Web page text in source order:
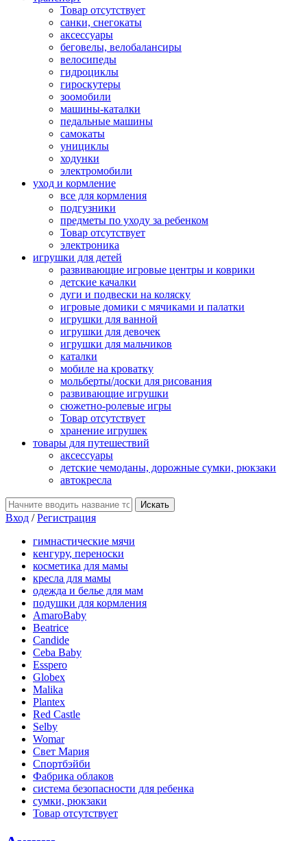
Товар отсутствует
санки, снегокаты
аксессуары
беговелы, велобалансиры
велосипеды
гидроциклы
гироскутеры
зоомобили
машины-каталки
педальные машины
самокаты
унициклы
ходунки
электромобили
уход и кормление
все для кормления
подгузники
предметы по уходу за ребенком
Товар отсутствует
электроника
игрушки для детей
развивающие игровые центры и коврики
детские качалки
дуги и подвески на коляску
игровые домики с мячиками и палатки
игрушки для ванной
игрушки для девочек
игрушки для мальчиков
каталки
мобиле на кроватку
мольберты/доски для рисования
развивающие игрушки
сюжетно-ролевые игры
Товар отсутствует
хранение игрушек
товары для путешествий
аксессуары
детские чемоданы, дорожные сумки, рюкзаки
автокресла
Вход /Регистрация
гимнастические мячи
кенгуру, переноски
косметика для мамы
кресла для мамы
одежда и белье для мам
подушки для кормления
AmaroBaby
Beatrice
Candide
Ceba Baby
Esspero
Globex
Malika
Plantex
Red Castle
Selby
Womar
Свет Мария
Спортбэйби
Фабрика облаков
система безопасности для ребенка
сумки, рюкзаки
Товар отсутствует